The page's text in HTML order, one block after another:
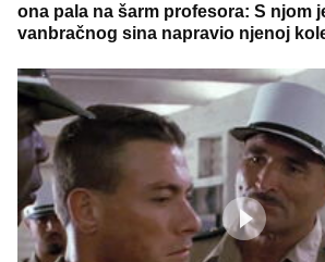
ona pala na šarm profesora: S njom
vanbračnog sina napravio njenoj